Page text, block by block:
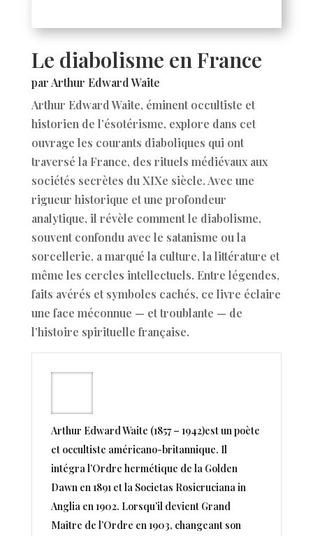
Le diabolisme en France
par Arthur Edward Waite
Arthur Edward Waite, éminent occultiste et
historien de l’ésotérisme, explore dans cet
ouvrage les courants diaboliques qui ont
traversé la France, des rituels médiévaux aux
sociétés secrètes du XIXe siècle. Avec une
rigueur historique et une profondeur
analytique, il révèle comment le diabolisme,
souvent confondu avec le satanisme ou la
sorcellerie, a marqué la culture, la littérature et
même les cercles intellectuels. Entre légendes,
faits avérés et symboles cachés, ce livre éclaire
une face méconnue — et troublante — de
l’histoire spirituelle française.
Arthur Edward Waite (1857 – 1942)est un poète
et occultiste américano-britannique. Il
intégra l’Ordre hermétique de la Golden
Dawn en 1891 et la Societas Rosicruciana in
Anglia en 1902. Lorsqu’il devient Grand
Maître de l’Ordre en 1903, changeant son